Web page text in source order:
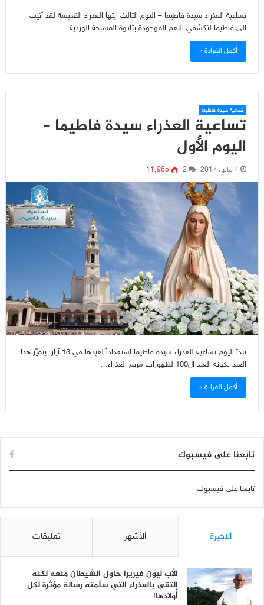
تساعية العذراء سيدة فاطيما – اليوم الثالث ايتها العذراء القديسة لقد أتيت
الى فاطيما لتكشفي النعم الموجودة بتلاوة المسبحة الوردية…
أكمل القراءة »
تساعية سيدة فاطيما
تساعية العذراء سيدة فاطيما –
اليوم الأول
4 مايو، 2017 2 11٬965
تبدأ اليوم تساعية للعذراء سيدة فاطيما استعداداً لعيدها في 13 آيار. يتميّز هذا
العيد بكونه العيد ال100 لظهورات مريم العذراء…
أكمل القراءة »
تابعنا على فيسبوك
تابعنا على فيسبوك
الأخيرة الأشهر تعليقات
الأب ليون فيريرا حاول الشيطان منعه لكنه
إلتقى بالعذراء التي سلّمته رسالة مؤثّرة لكل
أولادها!